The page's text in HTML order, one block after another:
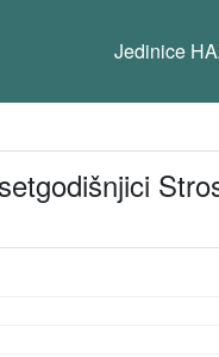
Jedinice